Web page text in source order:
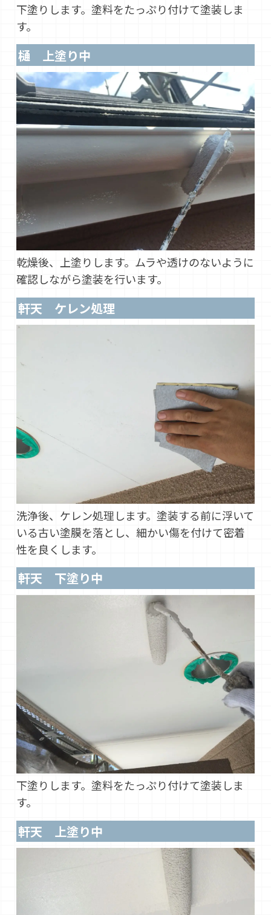
下塗りします。塗料をたっぷり付けて塗装しま
す。
樋 上塗り中
乾燥後、上塗りします。ムラや透けのないように
確認しながら塗装を行います。
軒天 ケレン処理
洗浄後、ケレン処理します。塗装する前に浮いて
いる古い塗膜を落とし、細かい傷を付けて密着
性を良くします。
軒天 下塗り中
下塗りします。塗料をたっぷり付けて塗装しま
す。
軒天 上塗り中